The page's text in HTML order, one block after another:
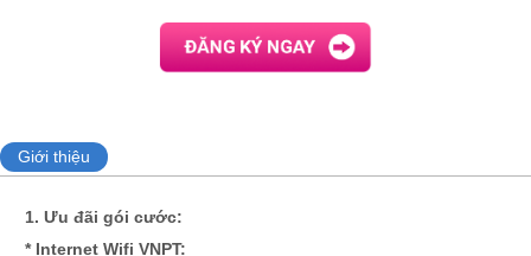
Giới thiệu
1. Ưu đãi gói cước:
* Internet Wifi VNPT: